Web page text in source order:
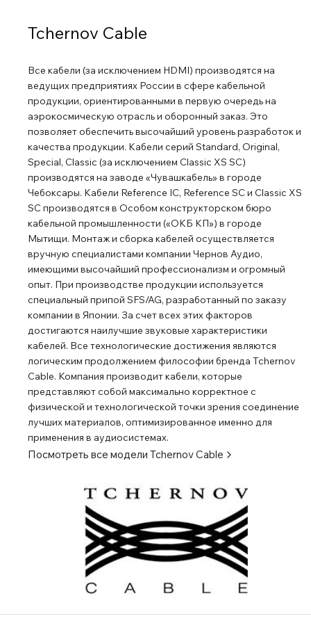
Tchernov Cable
Все кабели (за исключением HDMI) производятся на
ведущих предприятиях России в сфере кабельной
продукции, ориентированными в первую очередь на
аэрокосмическую отрасль и оборонный заказ. Это
позволяет обеспечить высочайший уровень разработок и
качества продукции. Кабели серий Standard, Original,
Special, Classic (за исключением Classic XS SC)
производятся на заводе «Чувашкабель» в городе
Чебоксары. Кабели Reference IC, Reference SC и Classic XS
SC производятся в Особом конструкторском бюро
кабельной промышленности («ОКБ КП») в городе
Мытищи. Монтаж и сборка кабелей осуществляется
вручную специалистами компании Чернов Аудио,
имеющими высочайший профессионализм и огромный
опыт. При производстве продукции используется
специальный припой SFS/AG, разработанный по заказу
компании в Японии. За счет всех этих факторов
достигаются наилучшие звуковые характеристики
кабелей. Все технологические достижения являются
логическим продолжением философии бренда Tchernov
Cable. Компания производит кабели, которые
представляют собой максимально корректное с
физической и технологической точки зрения соединение
лучших материалов, оптимизированное именно для
применения в аудиосистемах.
Посмотреть все модели Tchernov Cable